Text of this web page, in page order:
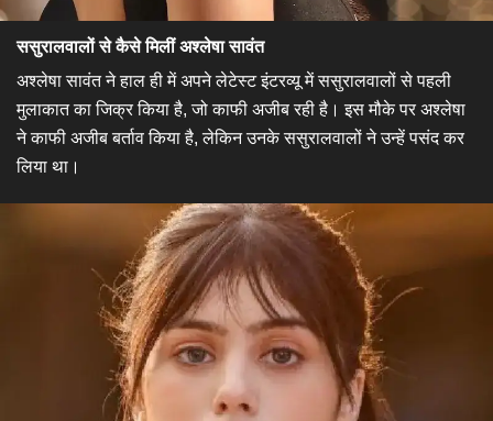
ससुरालवालों से कैसे मिलीं अश्लेषा सावंत​
अश्लेषा सावंत ने हाल ही में अपने लेटेस्ट इंटरव्यू में ससुरालवालों से पहली
मुलाकात का जिक्र किया है, जो काफी अजीब रही है। इस मौके पर अश्लेषा
ने काफी अजीब बर्ताव किया है, लेकिन उनके ससुरालवालों ने उन्हें पसंद कर
लिया था।